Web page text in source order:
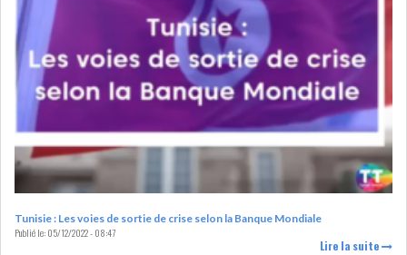
FINANCE
FISCALITE
ENTRÉE EN VIGUEUR DE LA
Tunisie : Les voies de sortie de crise selon la Banque Mondiale
Publié le:05/12/2022 - 08:47
Lire la suite